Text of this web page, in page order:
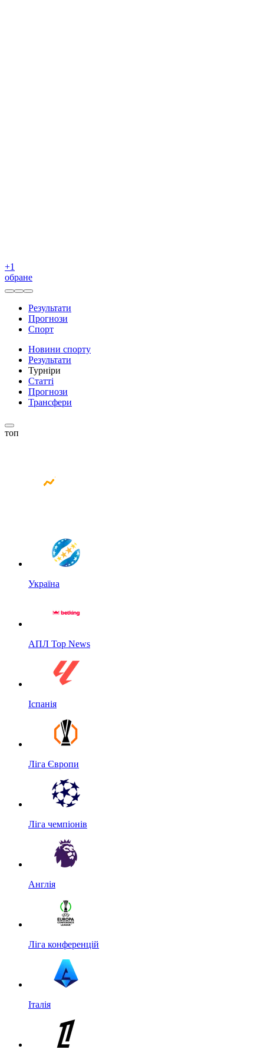
+1
обране
Результати
Прогнози
Спорт
Новини спорту
Результати
Турніри
Статті
Прогнози
Трансфери
топ
Україна
АПЛ Top News
Іспанія
Ліга Європи
Ліга чемпіонів
Англія
Ліга конференцій
Італія